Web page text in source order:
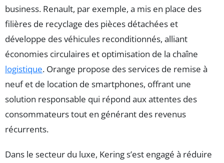
business. Renault, par exemple, a mis en place des
filières de recyclage des pièces détachées et
développe des véhicules reconditionnés, alliant
économies circulaires et optimisation de la chaîne
logistique. Orange propose des services de remise à
neuf et de location de smartphones, offrant une
solution responsable qui répond aux attentes des
consommateurs tout en générant des revenus
récurrents.
Dans le secteur du luxe, Kering s’est engagé à réduire